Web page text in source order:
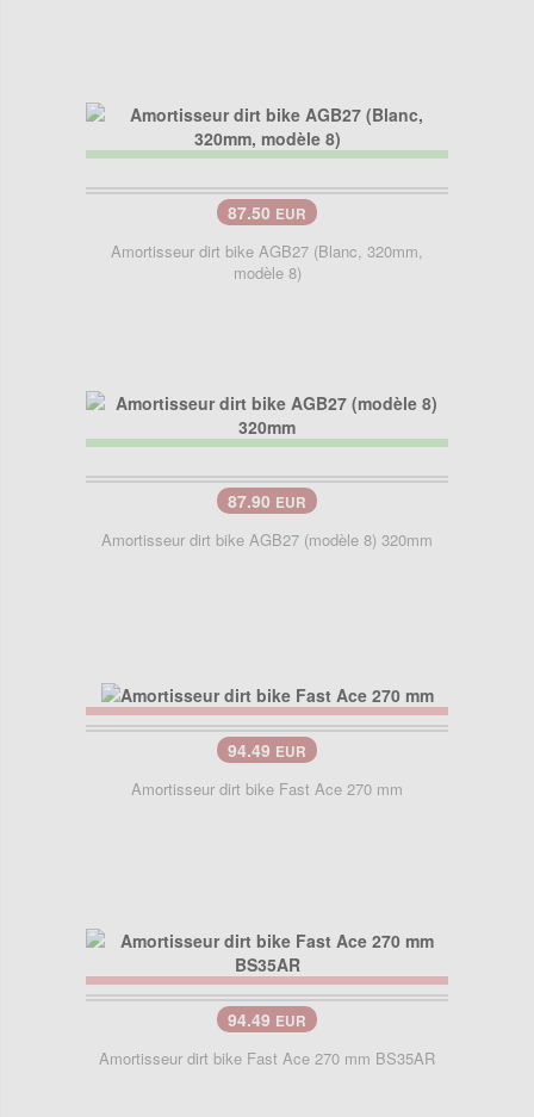
87.50 EUR
Amortisseur dirt bike AGB27 (Blanc, 320mm,
modèle 8)
87.90 EUR
Amortisseur dirt bike AGB27 (modèle 8) 320mm
94.49 EUR
Amortisseur dirt bike Fast Ace 270 mm
94.49 EUR
Amortisseur dirt bike Fast Ace 270 mm BS35AR